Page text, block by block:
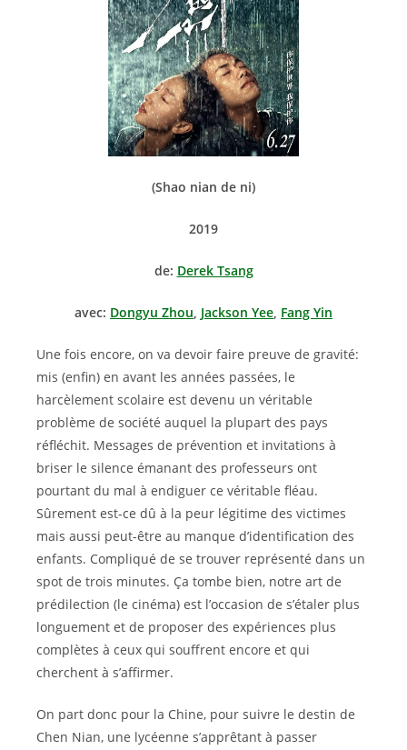
(Shao nian de ni)
2019
de: Derek Tsang
avec: Dongyu Zhou, Jackson Yee, Fang Yin
Une fois encore, on va devoir faire preuve de gravité:
mis (enfin) en avant les années passées, le
harcèlement scolaire est devenu un véritable
problème de société auquel la plupart des pays
réfléchit. Messages de prévention et invitations à
briser le silence émanant des professeurs ont
pourtant du mal à endiguer ce véritable fléau.
Sûrement est-ce dû à la peur légitime des victimes
mais aussi peut-être au manque d’identification des
enfants. Compliqué de se trouver représenté dans un
spot de trois minutes. Ça tombe bien, notre art de
prédilection (le cinéma) est l’occasion de s’étaler plus
longuement et de proposer des expériences plus
complètes à ceux qui souffrent encore et qui
cherchent à s’affirmer.
On part donc pour la Chine, pour suivre le destin de
Chen Nian, une lycéenne s’apprêtant à passer